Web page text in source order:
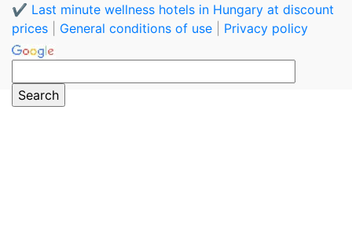
✔️ Last minute wellness hotels in Hungary at discount
prices
General conditions of use Privacy policy